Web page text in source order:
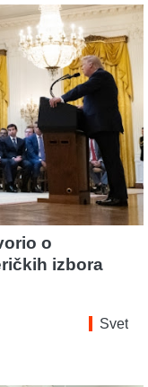
o
izbora
Svet